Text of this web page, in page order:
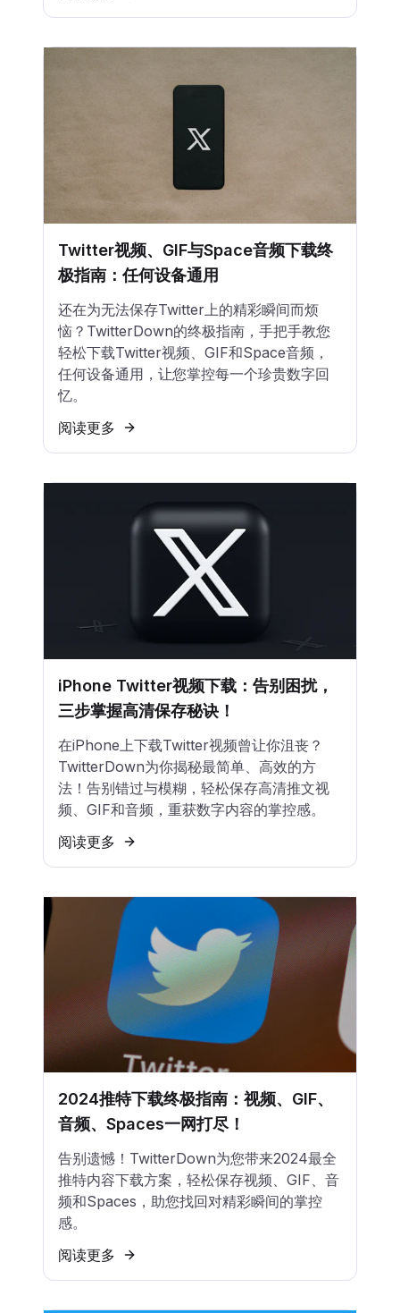
Twitter视频、GIF与Space音频下载终
极指南：任何设备通用
还在为无法保存Twitter上的精彩瞬间而烦
恼？TwitterDown的终极指南，手把手教您
轻松下载Twitter视频、GIF和Space音频，
任何设备通用，让您掌控每一个珍贵数字回
忆。
阅读更多
iPhone Twitter视频下载：告别困扰，
三步掌握高清保存秘诀！
在iPhone上下载Twitter视频曾让你沮丧？
TwitterDown为你揭秘最简单、高效的方
法！告别错过与模糊，轻松保存高清推文视
频、GIF和音频，重获数字内容的掌控感。
阅读更多
2024推特下载终极指南：视频、GIF、
音频、Spaces一网打尽！
告别遗憾！TwitterDown为您带来2024最全
推特内容下载方案，轻松保存视频、GIF、音
频和Spaces，助您找回对精彩瞬间的掌控
感。
阅读更多